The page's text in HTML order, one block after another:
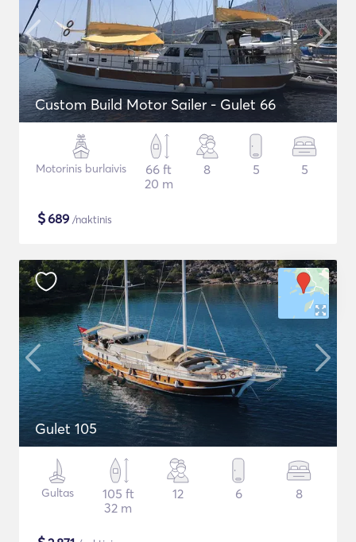
Custom Build Motor Sailer - Gulet 66
Motorinis burlaivis
66 ft
20 m
8 5 5
$689 /naktinis
Gulet 105
Gultas
105 ft
32 m
12 6 8